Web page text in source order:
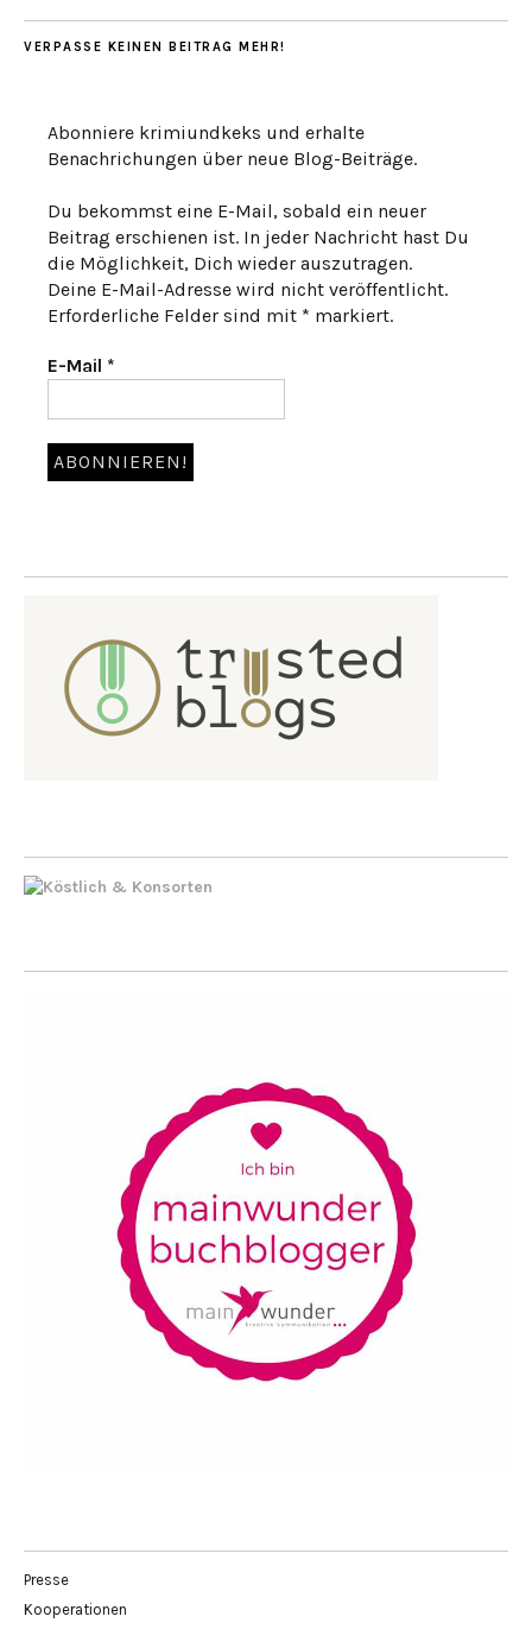
VERPASSE KEINEN BEITRAG MEHR!
Abonniere krimiundkeks und erhalte
Benachrichungen über neue Blog-Beiträge.
Du bekommst eine E-Mail, sobald ein neuer
Beitrag erschienen ist. In jeder Nachricht hast Du
die Möglichkeit, Dich wieder auszutragen.
Deine E-Mail-Adresse wird nicht veröffentlicht.
Erforderliche Felder sind mit * markiert.
E-Mail *
Presse
Kooperationen